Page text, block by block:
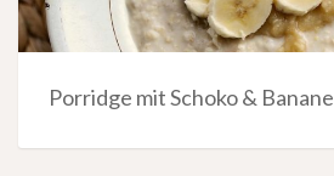
Porridge mit Schoko & Banane